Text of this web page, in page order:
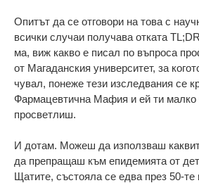
Опитът да се отговори на това с
всички случаи получава отката
ма, виж какво е писал по въпроса
от Магаданския университет, за
чувал, понеже тези изследвания се
Фармацевтична Мафия и ей ти малко
просветлиш.
И дотам. Можеш да използваш
да препращаш към епидемията от
Щатите, състояла се едва през 50-те